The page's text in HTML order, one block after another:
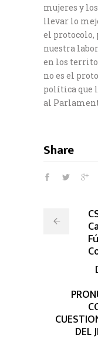
mujeres y
llevar lo
el protocolo,
nuestra
en los
no es el
política que
al
Share
DEL